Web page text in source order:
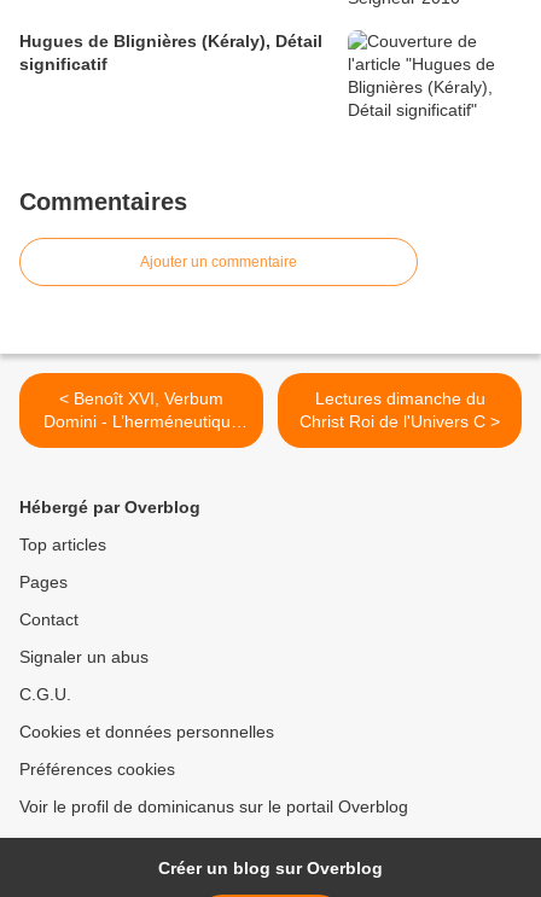
Hugues de Blignières (Kéraly), Détail
significatif
Commentaires
Ajouter un commentaire
< Benoît XVI, Verbum
Domini - L’herméneutique
de l’Écriture sainte dans
Lectures dimanche du
Christ Roi de l'Univers C >
Hébergé par Overblog
Top articles
Pages
Contact
Signaler un abus
C.G.U.
Cookies et données personnelles
Préférences cookies
Voir le profil de dominicanus sur le portail Overblog
Créer un blog sur Overblog